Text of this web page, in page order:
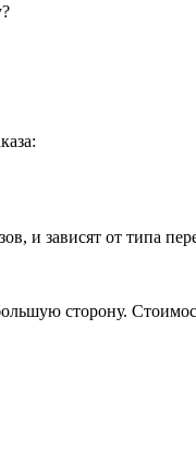
и зависят от типа
сторону.